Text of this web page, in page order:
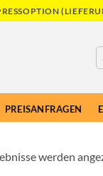
PREISANFRAGEN
werden